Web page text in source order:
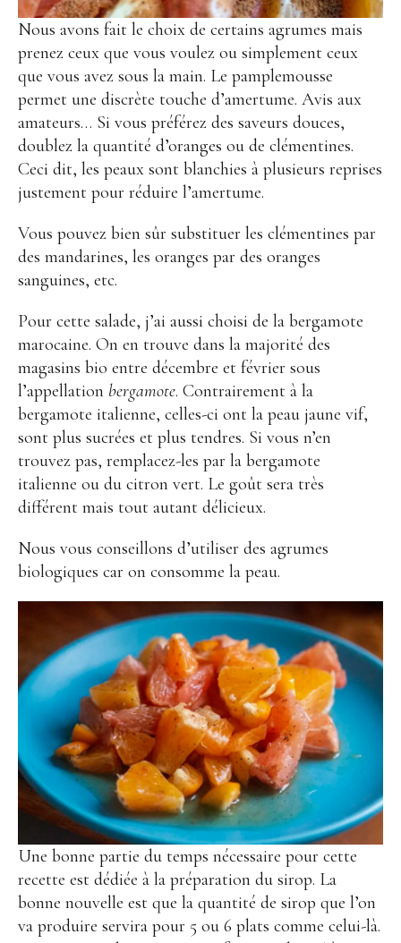
Nous avons fait le choix de certains agrumes mais
prenez ceux que vous voulez ou simplement ceux
que vous avez sous la main. Le pamplemousse
permet une discrète touche d’amertume. Avis aux
amateurs… Si vous préférez des saveurs douces,
doublez la quantité d’oranges ou de clémentines.
Ceci dit, les peaux sont blanchies à plusieurs reprises
justement pour réduire l’amertume.
Vous pouvez bien sûr substituer les clémentines par
des mandarines, les oranges par des oranges
sanguines, etc.
Pour cette salade, j’ai aussi choisi de la bergamote
marocaine. On en trouve dans la majorité des
magasins bio entre décembre et février sous
l’appellation bergamote. Contrairement à la
bergamote italienne, celles-ci ont la peau jaune vif,
sont plus sucrées et plus tendres. Si vous n’en
trouvez pas, remplacez-les par la bergamote
italienne ou du citron vert. Le goût sera très
différent mais tout autant délicieux.
Nous vous conseillons d’utiliser des agrumes
biologiques car on consomme la peau.
Une bonne partie du temps nécessaire pour cette
recette est dédiée à la préparation du sirop. La
bonne nouvelle est que la quantité de sirop que l’on
va produire servira pour 5 ou 6 plats comme celui-là.